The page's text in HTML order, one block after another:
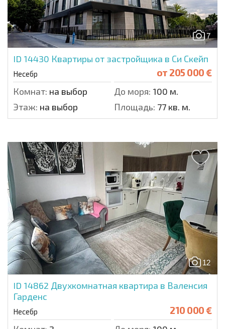
7
ID 14430 Квартиры от застройщика в Си Скейп
Несебр от 205 000 €
Комнат: на выбор До моря: 100 м.
Этаж: на выбор Площадь: 77 кв. м.
12
ID 14862 Двухкомнатная квартира в Валенсия
Гарденс
Несебр 210 000 €